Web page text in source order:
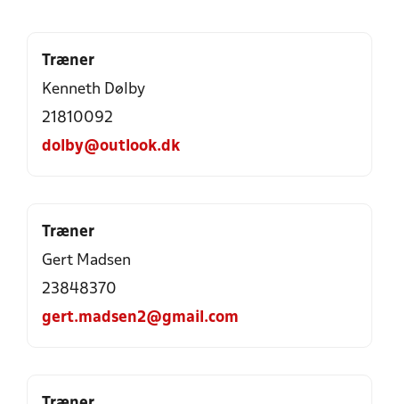
Træner
Kenneth Dølby
21810092
dolby@outlook.dk
Træner
Gert Madsen
23848370
gert.madsen2@gmail.com